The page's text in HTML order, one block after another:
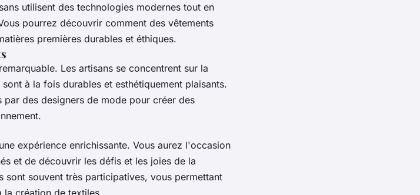
utilisent des technologies modernes tout en
pourrez découvrir comment des vêtements
premières durables et éthiques.
Les artisans se concentrent sur la
à la fois durables et esthétiquement plaisants.
des designers de mode pour créer des
expérience enrichissante. Vous aurez l'occasion
et de découvrir les défis et les joies de la
sont souvent très participatives, vous permettant
la création de textiles.